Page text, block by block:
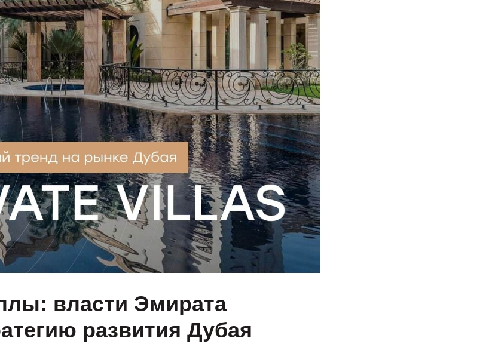
власти Эмирата
развития Дубая